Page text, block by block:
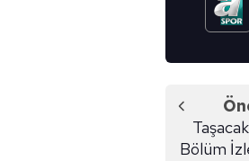
Bölüm